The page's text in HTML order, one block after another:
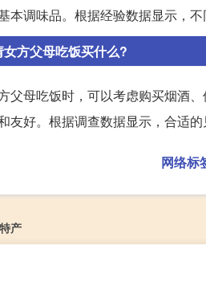
本调味品。根据经验数据显示，
方父母吃饭买什么?
父母吃饭时，可以考虑购买烟酒
友好。根据调查数据显示，合适
网络标
产